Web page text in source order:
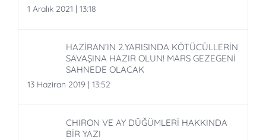
1 Aralık 2021 | 13:18
HAZİRAN’IN 2.YARISINDA KÖTÜCÜLLERİN
SAVAŞINA HAZIR OLUN! MARS GEZEGENİ
SAHNEDE OLACAK
13 Haziran 2019 | 13:52
CHIRON VE AY DÜĞÜMLERİ HAKKINDA
BİR YAZI